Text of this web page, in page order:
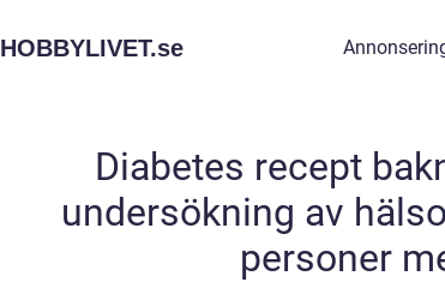
HOBBYLIVET.se
Diabetes recept
undersökning av
personer